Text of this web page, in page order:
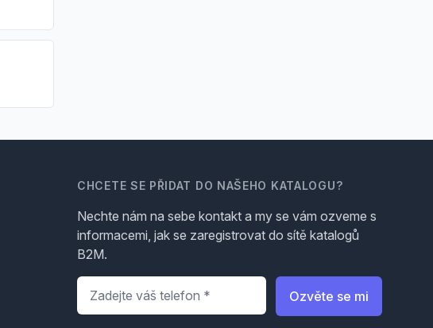
CHCETE SE PŘIDAT DO NAŠEHO KATALOGU?
Nechte nám na sebe kontakt a my se vám ozveme s
informacemi, jak se zaregistrovat do sítě katalogů
B2M.
Telefon
Ozvěte se mi